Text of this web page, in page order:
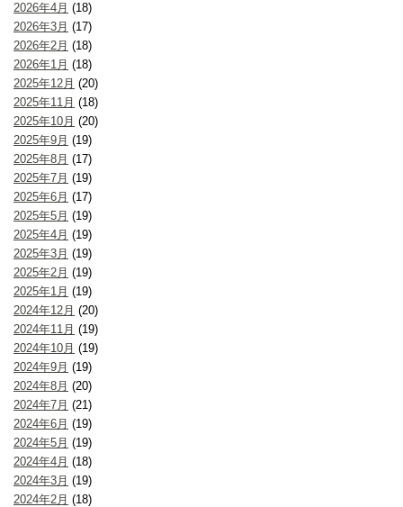
2026年4月 (18)
2026年3月 (17)
2026年2月 (18)
2026年1月 (18)
2025年12月 (20)
2025年11月 (18)
2025年10月 (20)
2025年9月 (19)
2025年8月 (17)
2025年7月 (19)
2025年6月 (17)
2025年5月 (19)
2025年4月 (19)
2025年3月 (19)
2025年2月 (19)
2025年1月 (19)
2024年12月 (20)
2024年11月 (19)
2024年10月 (19)
2024年9月 (19)
2024年8月 (20)
2024年7月 (21)
2024年6月 (19)
2024年5月 (19)
2024年4月 (18)
2024年3月 (19)
2024年2月 (18)